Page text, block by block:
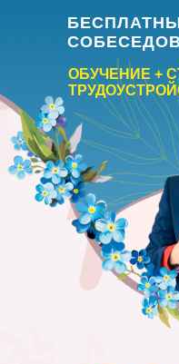
ОБУЧЕНИЕ +